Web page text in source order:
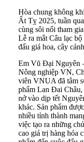
Hòa chung không
Ất Tỵ 2025, tuần
cùng sôi nổi tham
Lễ ra mắt Câu lạc
đấu giá hoa, cây
Em Vũ Đại Nguyên
Nông nghiệp VN,
viên VNUA đã tâm
phẩm Lan Đai Châu,
nở vào dịp tết
khác. Sản phẩm
nhiều tỉnh thành
việc tạo ra những
cao giá trị hàng hóa